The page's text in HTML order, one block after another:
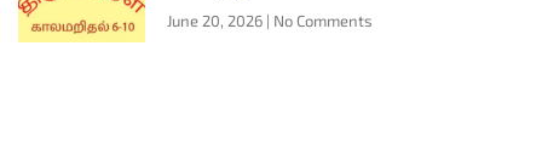
June 20, 2026 No Comments